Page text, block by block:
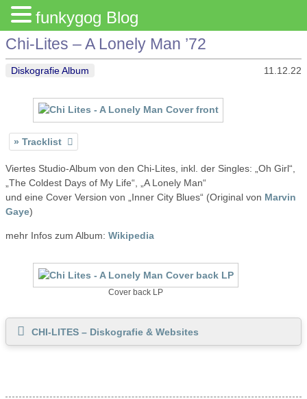
Chi-Lites – A Lonely Man ’72
Diskografie Album 11.12.22
Tracklist
Viertes Studio-Album von den Chi-Lites, inkl. der Singles: „Oh Girl“,
„The Coldest Days of My Life“, „A Lonely Man“
und eine Cover Version von „Inner City Blues“ (Original von Marvin
Gaye)
mehr Infos zum Album: Wikipedia
Cover back LP
CHI-LITES – Diskografie & Websites
funkygog Blog